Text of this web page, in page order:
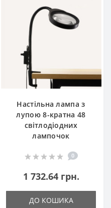
Настільна лампа з
лупою 8-кратна 48
світлодіодних
лампочок
0
1 732.64 грн.
ДО КОШИКА